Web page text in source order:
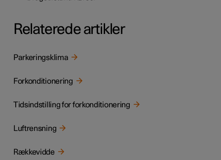
Relaterede artikler
Parkeringsklima
Forkonditionering
Tidsindstilling for forkonditionering
Luftrensning
Rækkevidde